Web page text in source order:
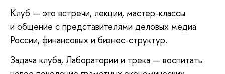
Клуб — это встречи, лекции, мастер-классы
и общение с представителями деловых медиа
России, финансовых и бизнес-структур.
Задача клуба, Лаборатории и трека — воспитать